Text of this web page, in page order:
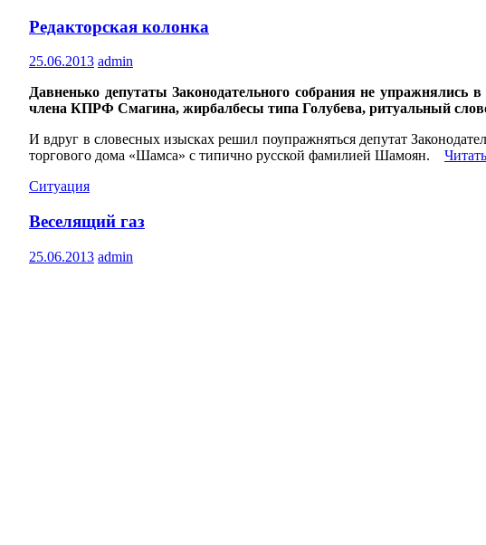
Редакторская колонка
25.06.2013 admin
Давненько депутаты Законодательного собрания не
члена КПРФ Смагина, жирбалбесы типа Голубева, ритуальный
И вдруг в словесных изысках решил поупражняться депутат
торгового дома «Шамса» с типично русской фамилией Шамоян.
Ситуация
Веселящий газ
25.06.2013 admin